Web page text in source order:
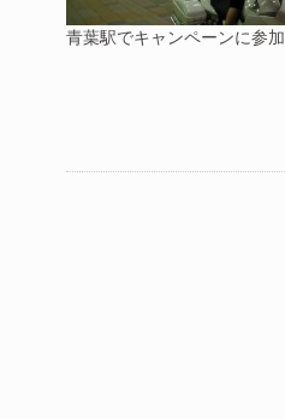
青葉駅でキャンペーンに参加